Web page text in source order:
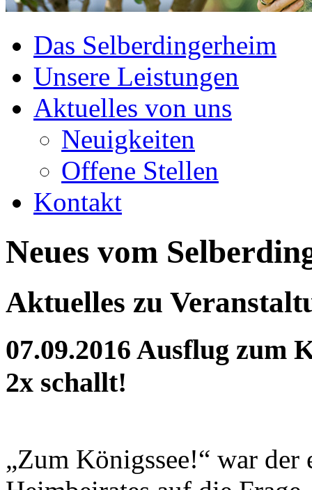
Das Selberdingerheim
Unsere Leistungen
Aktuelles von uns
Neuigkeiten
Offene Stellen
Kontakt
Neues vom
Aktuelles zu
07.09.2016 Ausflug zum
2x schallt!
„Zum Königssee!“ war der